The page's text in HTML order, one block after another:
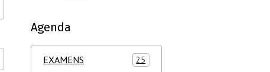
Agenda
EXAMENS 25